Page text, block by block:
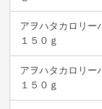
アヲハタカロリ
１５０ｇ
アヲハタカロリ
１５０ｇ